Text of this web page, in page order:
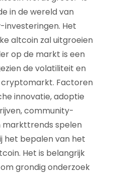
in de wereld van
Het
altcoin zal uitgroeien
op de markt is een
de volatiliteit en
Factoren
innovatie, adoptie
community-
markttrends spelen
het bepalen van het
Het is belangrijk
grondig onderzoek